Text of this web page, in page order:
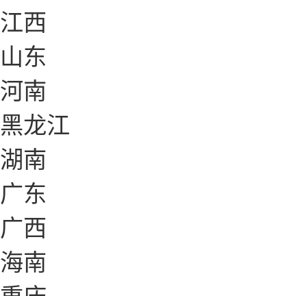
江西
山东
河南
黑龙江
湖南
广东
广西
海南